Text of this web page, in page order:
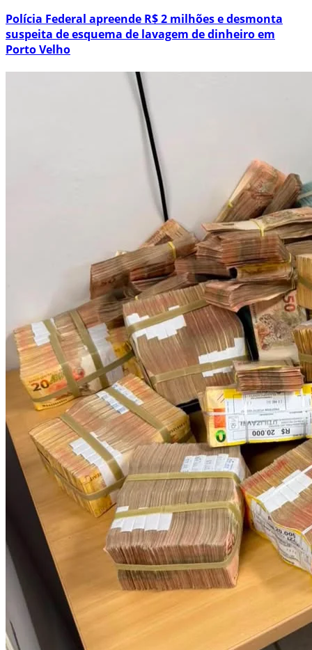
Polícia Federal apreende R$ 2 milhões e desmonta
suspeita de esquema de lavagem de dinheiro em
Porto Velho